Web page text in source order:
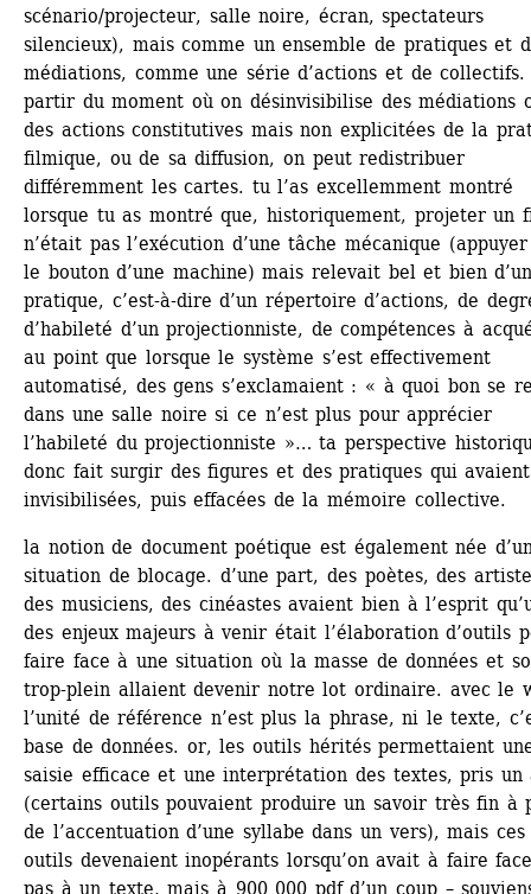
scénario/projecteur, salle noire, écran, spectateurs
silencieux), mais comme un ensemble de pratiques et
médiations, comme une série d’actions et de collectifs.
partir du moment où on désinvisibilise des médiations
des actions constitutives mais non explicitées de la
filmique, ou de sa diffusion, on peut redistribuer
différemment les cartes. tu l’as excellemment montré
lorsque tu as montré que, historiquement, projeter un
n’était pas l’exécution d’une tâche mécanique
le bouton d’une machine) mais relevait bel et bien
pratique, c’est-à-dire d’un répertoire d’actions, de
d’habileté d’un projectionniste, de compétences à
au point que lorsque le système s’est effectivement
automatisé, des gens s’exclamaient : « à quoi bon se
dans une salle noire si ce n’est plus pour apprécier
l’habileté du projectionniste »… ta perspective
donc fait surgir des figures et des pratiques qui
invisibilisées, puis effacées de la mémoire collective.
la notion de document poétique est également née
situation de blocage. d’une part, des poètes, des
des musiciens, des cinéastes avaient bien à l’esprit
des enjeux majeurs à venir était l’élaboration d’outils
faire face à une situation où la masse de données et
trop-plein allaient devenir notre lot ordinaire. avec le
l’unité de référence n’est plus la phrase, ni le texte,
base de données. or, les outils hérités permettaient
saisie efficace et une interprétation des textes, pris un
(certains outils pouvaient produire un savoir très fin à
de l’accentuation d’une syllabe dans un vers), mais ces
outils devenaient inopérants lorsqu’on avait à faire
pas à un texte, mais à 900 000 pdf d’un coup –